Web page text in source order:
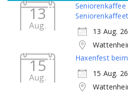
13
Aug.
13 Aug. 26
15
Aug.
Haxenfest
15 Aug. 26